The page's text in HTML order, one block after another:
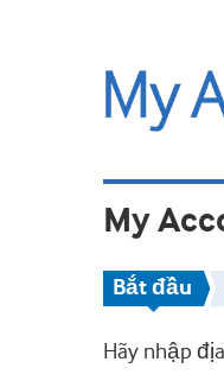
My
Bắt đầu
Hãy nhập